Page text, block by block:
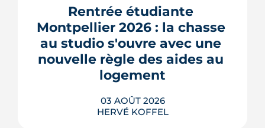
phase de concertation, veut
transformer un secteur sans identité en
quartier d'habitat.
LIRE L'ARTICLE
Rentrée étudiante
Montpellier 2026 : la chasse
au studio s'ouvre avec une
nouvelle règle des aides au
logement
03 AOÛT 2026
HERVÉ KOFFEL